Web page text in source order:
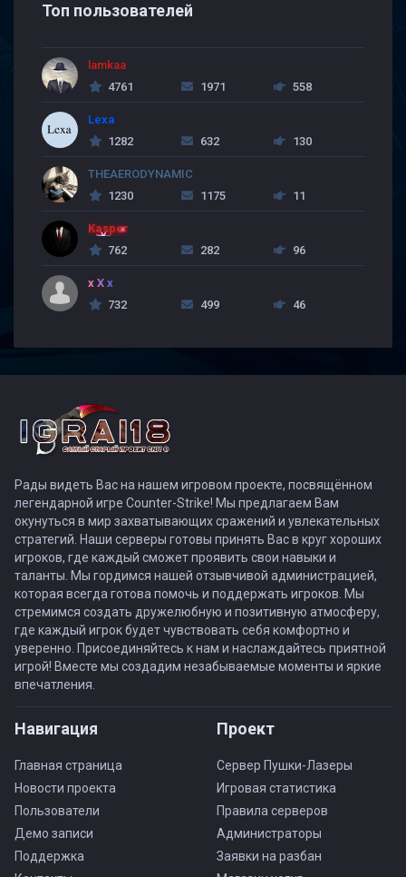
Топ пользователей
lamkaa
4761
1971 558
Lexa
1282
632 130
THEAERODYNAMIC
1230
1175 11
Kasper
762
282 96
x X x
732
499 46
Рады видеть Вас на нашем игровом проекте, посвящённом
легендарной игре Counter-Strike! Мы предлагаем Вам
окунуться в мир захватывающих сражений и увлекательных
стратегий. Наши серверы готовы принять Вас в круг хороших
игроков, где каждый сможет проявить свои навыки и
таланты. Мы гордимся нашей отзывчивой администрацией,
которая всегда готова помочь и поддержать игроков. Мы
стремимся создать дружелюбную и позитивную атмосферу,
где каждый игрок будет чувствовать себя комфортно и
уверенно. Присоединяйтесь к нам и наслаждайтесь приятной
игрой! Вместе мы создадим незабываемые моменты и яркие
впечатления.
Навигация
Главная страница
Новости проекта
Пользователи
Демо записи
Поддержка
Проект
Сервер Пушки-Лазеры
Игровая статистика
Правила серверов
Администраторы
Заявки на разбан